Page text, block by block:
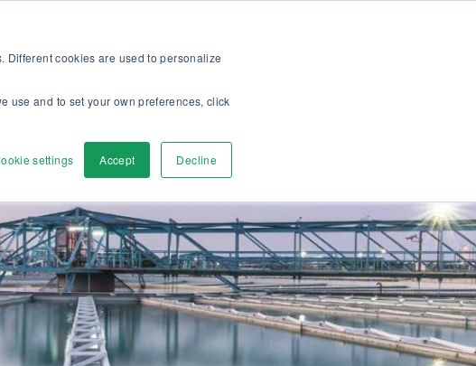
Different cookies are used to personalize
use and to set your own preferences, click
settings Accept Decline
Descubra